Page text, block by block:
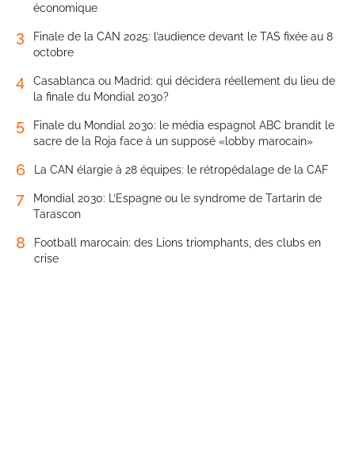
économique
3
Finale de la CAN 2025: l’audience devant le TAS fixée au 8
octobre
4
Casablanca ou Madrid: qui décidera réellement du lieu de
la finale du Mondial 2030?
5
Finale du Mondial 2030: le média espagnol ABC brandit le
sacre de la Roja face à un supposé «lobby marocain»
6 La CAN élargie à 28 équipes: le rétropédalage de la CAF
7
Mondial 2030: L’Espagne ou le syndrome de Tartarin de
Tarascon
8
Football marocain: des Lions triomphants, des clubs en
crise